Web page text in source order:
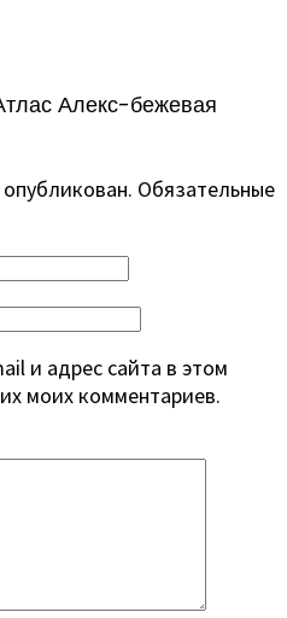
Алекс-бежевая
Обязательные
и адрес сайта в этом
моих комментариев.